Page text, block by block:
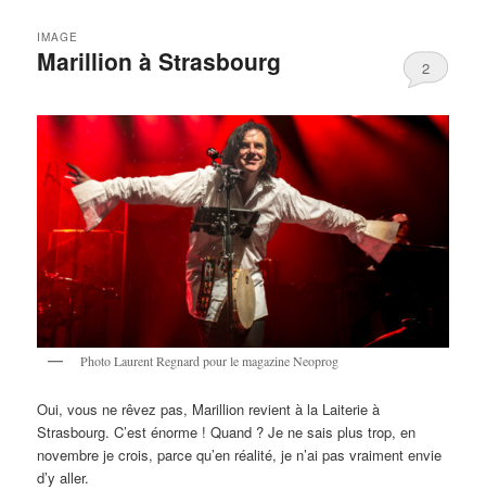
Marillion à Strasbourg
IMAGE
2
Photo Laurent Regnard pour le magazine Neoprog
Oui, vous ne rêvez pas, Marillion revient à la Laiterie à
Strasbourg. C’est énorme ! Quand ? Je ne sais plus trop, en
novembre je crois, parce qu’en réalité, je n’ai pas vraiment envie
d’y aller.